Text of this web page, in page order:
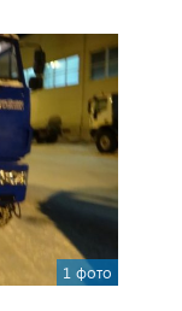
1 фото